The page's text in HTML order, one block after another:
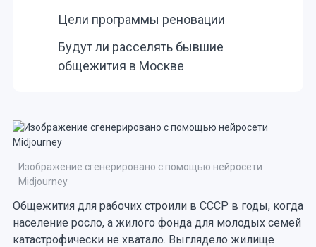
Цели программы реновации
Будут ли расселять бывшие
общежития в Москве
Изображение сгенерировано с помощью нейросети
Midjourney
Общежития для рабочих строили в СССР в годы, когда
население росло, а жилого фонда для молодых семей
катастрофически не хватало. Выглядело жилище